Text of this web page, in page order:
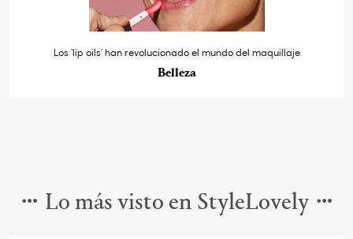
Los ‘lip oils’ han revolucionado el mundo del maquillaje
Belleza
Lo más visto en StyleLovely